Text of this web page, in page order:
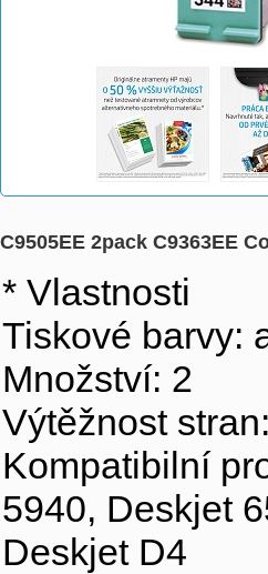
C9505EE 2pack C9363EE
* Vlastnosti
Tiskové barvy:
Množství: 2
Výtěžnost
Kompatibilní
5940, Deskjet
Deskjet D4